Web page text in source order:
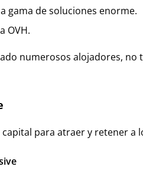
gama de soluciones enorme.
OVH.
numerosos alojadores, no
para atraer y retener